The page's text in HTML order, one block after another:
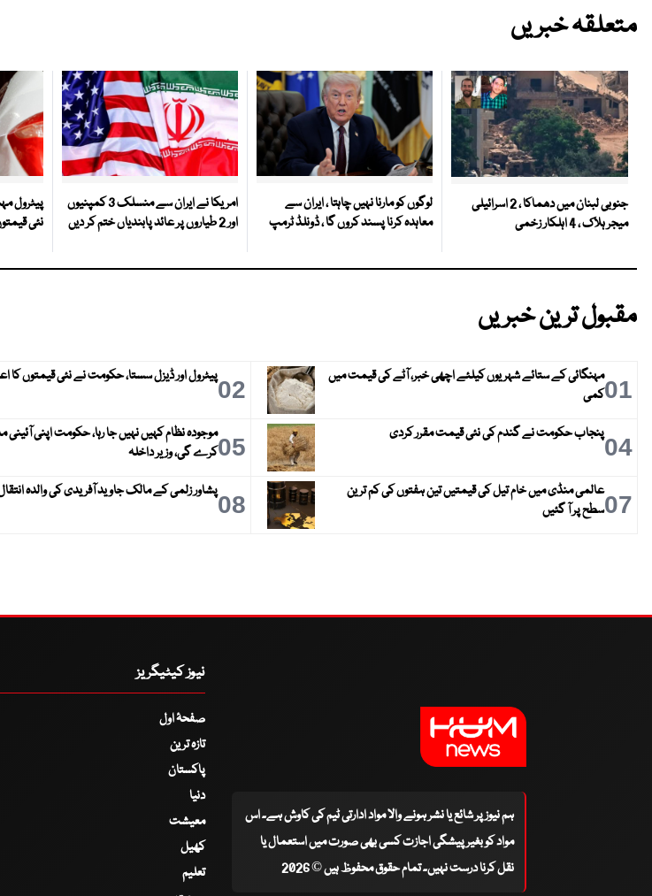
متعلقہ خبریں
جنوبی لبنان میں دھماکا ، 2 اسرائیلی
میجر ہلاک ، 4 اہلکار زخمی
لوگوں کو مارنا نہیں چاہتا ، ایران سے
معاہدہ کرنا پسند کروں گا ، ڈونلڈ ٹرمپ
امریکا نے ایران سے منسلک 3 کمپنیوں
اور 2 طیاروں پر عائد پابندیاں ختم کر دیں
پیٹرول
نئی
مقبول ترین خبریں
01مہنگائی کے ستائے شہریوں کیلئے اچھی خبر، آٹے کی قیمت میں
کمی
02پیٹرول اور ڈیزل سستا، حکومت نے نئی قیمتوں کا
04پنجاب حکومت نے گندم کی نئی قیمت مقرر کردی 05موجودہ نظام کہیں نہیں جا رہا، حکومت اپنی
کرے گی، وزیر داخلہ
07عالمی منڈی میں خام تیل کی قیمتیں تین ہفتوں کی کم ترین
سطح پر آ گئیں
08پشاور زلمی کے مالک جاوید آفریدی کی والدہ
ہم نیوز پر شائع یا نشر ہونے والا مواد ادارتی ٹیم کی کاوش ہے۔ اس
مواد کو بغیر پیشگی اجازت کسی بھی صورت میں استعمال یا
نقل کرنا درست نہیں۔ تمام حقوق محفوظ ہیں © 2026
نیوز کیٹیگریز
صفحۂ اول
تازہ ترین
پاکستان
دنیا
معیشت
کھیل
تعلیم